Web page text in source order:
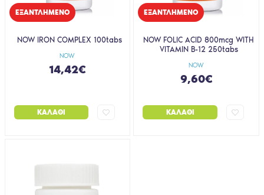
EΞΑΝΤΛΗΜΈΝΟ
NOW
NOW IRON COMPLEX 100tabs
14,42€
ΚΑΛΆΘΙ
EΞΑΝΤΛΗΜΈΝΟ
NOW
NOW FOLIC ACID 800mcg WITH
VITAMIN B-12 250tabs
9,60€
ΚΑΛΆΘΙ